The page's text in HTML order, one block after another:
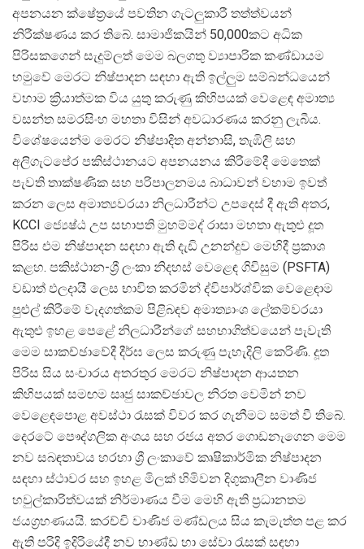
අපනයන ක්ෂේත්රයේ පවතින ගැටලුකාරී තත්ත්වයන්
නිරීක්ෂණය කර තිබේ. සාමාජිකයින් 50,000කට අධික
පිරිසකගෙන් සැදුම්ලත් මෙම බලගතු ව්යාපාරික කණ්ඩායම
හමුවේ මෙරට නිෂ්පාදන සඳහා ඇති ඉල්ලුම සම්බන්ධයෙන්
වහාම ක්රියාත්මක විය යුතු කරුණු කිහිපයක් වෙළෙඳ අමාත්
වසන්ත සමරසිංහ මහතා විසින් අවධාරණය කරනු ලැබීය.
විශේෂයෙන්ම මෙරට නිෂ්පාදිත අන්නාසි, තැඹිලි සහ
අලිගැටපේර පකිස්ථානයට අපනයනය කිරීමේදී මෙතෙක්
පැවති තාක්ෂණික සහ පරිපාලනමය බාධාවන් වහාම ඉවත්
කරන ලෙස අමාත්යවරයා නිලධාරීන්ට උපදෙස් දී ඇති අතර,
KCCI ජ්යෙෂ්ඨ උප සභාපති මුහම්මද් රාසා මහතා ඇතුළු දූත
පිරිස එම නිෂ්පාදන සඳහා ඇති දැඩි උනන්දුව මෙහිදී ප්රකාශ
කළහ. පකිස්ථාන-ශ් රී ලංකා නිදහස් වෙළෙඳ ගිවිසුම (PSFTA)
වඩාත් ඵලදායී ලෙස භාවිත කරමින් ද්විපාර්ශ්වික වෙළෙඳාම
පුළුල් කිරීමේ වැදගත්කම පිළිබඳව අමාත්යාංශ ලේකම්වරයා
ඇතුළු ඉහළ පෙළේ නිලධාරීන්ගේ සහභාගිත්වයෙන් පැවැති
මෙම සාකච්ඡාවේදී දීර්ඝ ලෙස කරුණු පැහැදිලි කෙරිණි. දූත
පිරිස සිය සංචාරය අතරතුර මෙරට නිෂ්පාදන ආයතන
කිහිපයක් සමඟම සෘජු සාකච්ඡාවල නිරත වෙමින් නව
වෙළෙඳපොළ අවස්ථා රැසක් විවර කර ගැනීමට සමත් වී තිබේ.
දෙරටේ පෞද්ගලික අංශය සහ රජය අතර ගොඩනැගෙන මෙම
නව සබඳතාවය හරහා ශ් රී ලංකාවේ කෘෂිකාර්මික නිෂ්පාදන
සඳහා ස්ථාවර සහ ඉහළ මිලක් හිමිවන දිගුකාලීන වාණිජ
හවුල්කාරිත්වයක් නිර්මාණය වීම මෙහි ඇති ප්රධානතම
ජයග්රහණයයි. කරච්චි වාණිජ මණ්ඩලය සිය කැමැත්ත පළ කර
ඇති පරිදි ඉදිරියේදී නව භාණ්ඩ හා සේවා රැසක් සඳහා